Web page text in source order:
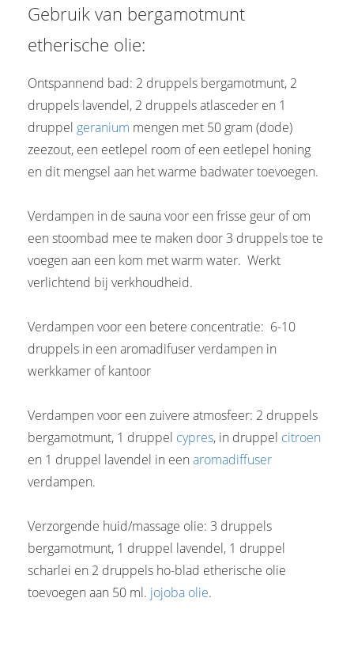
Gebruik van bergamotmunt
etherische olie:
Ontspannend bad: 2 druppels bergamotmunt, 2
druppels lavendel, 2 druppels atlasceder en 1
druppel geranium mengen met 50 gram (dode)
zeezout, een eetlepel room of een eetlepel honing
en dit mengsel aan het warme badwater toevoegen.
Verdampen in de sauna voor een frisse geur of om
een stoombad mee te maken door 3 druppels toe te
voegen aan een kom met warm water. Werkt
verlichtend bij verkhoudheid.
Verdampen voor een betere concentratie: 6-10
druppels in een aromadifuser verdampen in
werkkamer of kantoor
Verdampen voor een zuivere atmosfeer: 2 druppels
bergamotmunt, 1 druppel cypres, in druppel citroen
en 1 druppel lavendel in een aromadiffuser
verdampen.
Verzorgende huid/massage olie: 3 druppels
bergamotmunt, 1 druppel lavendel, 1 druppel
scharlei en 2 druppels ho-blad etherische olie
toevoegen aan 50 ml. jojoba olie.